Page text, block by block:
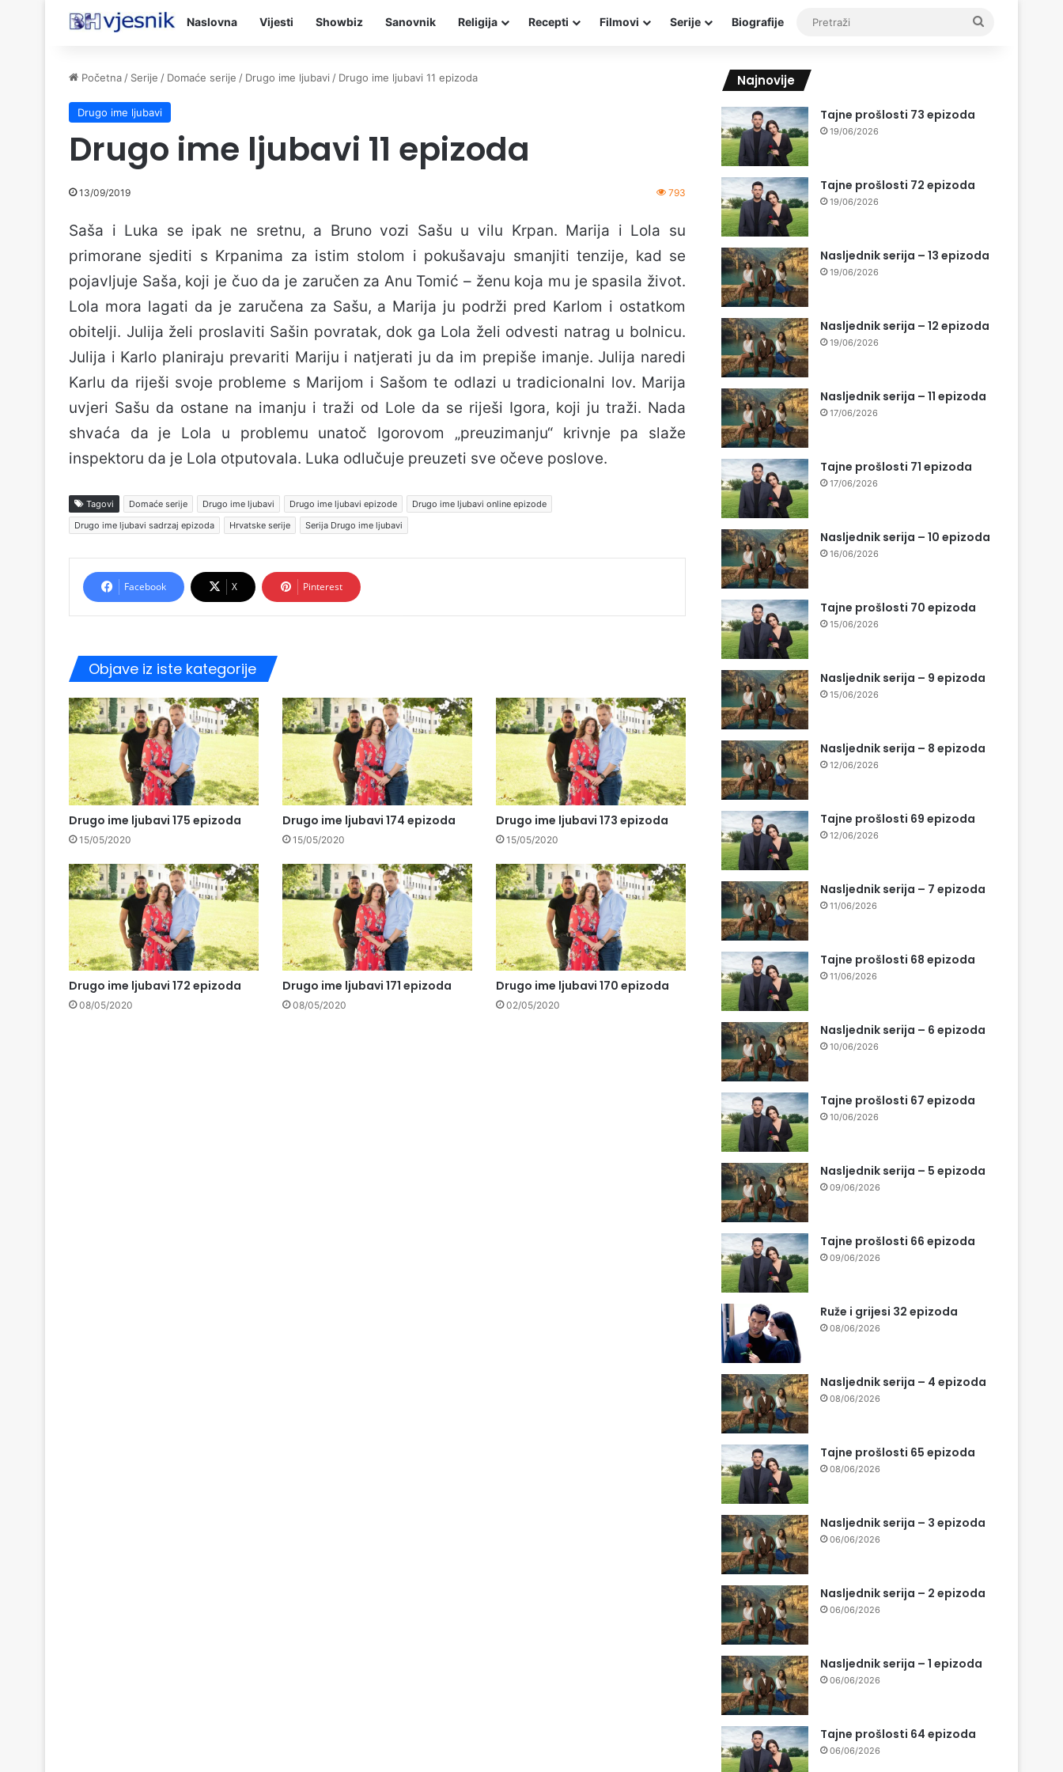
Naslovna Vijesti Showbiz Sanovnik Religija Recepti Filmovi Serije Biografije
Početna / Serije / Domaće serije / Drugo ime ljubavi / Drugo ime ljubavi 11 epizoda
Drugo ime ljubavi
Drugo ime ljubavi 11 epizoda
13/09/2019 793
Saša i Luka se ipak ne sretnu, a Bruno vozi Sašu u vilu Krpan. Marija i Lola su
primorane sjediti s Krpanima za istim stolom i pokušavaju smanjiti tenzije, kad se
pojavljuje Saša, koji je čuo da je zaručen za Anu Tomić – ženu koja mu je spasila život.
Lola mora lagati da je zaručena za Sašu, a Marija ju podrži pred Karlom i ostatkom
obitelji. Julija želi proslaviti Sašin povratak, dok ga Lola želi odvesti natrag u bolnicu.
Julija i Karlo planiraju prevariti Mariju i natjerati ju da im prepiše imanje. Julija naredi
Karlu da riješi svoje probleme s Marijom i Sašom te odlazi u tradicionalni lov. Marija
uvjeri Sašu da ostane na imanju i traži od Lole da se riješi Igora, koji ju traži. Nada
shvaća da je Lola u problemu unatoč Igorovom „preuzimanju“ krivnje pa slaže
inspektoru da je Lola otputovala. Luka odlučuje preuzeti sve očeve poslove.
Tagovi Domaće serije Drugo ime ljubavi Drugo ime ljubavi epizode
Drugo ime ljubavi online epizode
Drugo ime ljubavi sadrzaj epizoda
Hrvatske serije Serija Drugo ime ljubavi
Facebook X Pinterest
Objave iz iste kategorije
Drugo ime ljubavi 175 epizoda
15/05/2020
Drugo ime ljubavi 174 epizoda
15/05/2020
Drugo ime ljubavi 173 epizoda
15/05/2020
Drugo ime ljubavi 172 epizoda
08/05/2020
Drugo ime ljubavi 171 epizoda
08/05/2020
Drugo ime ljubavi 170 epizoda
02/05/2020
Najnovije
Tajne prošlosti 73 epizoda
19/06/2026
Tajne prošlosti 72 epizoda
19/06/2026
Nasljednik serija – 13 epizoda
19/06/2026
Nasljednik serija – 12 epizoda
19/06/2026
Nasljednik serija – 11 epizoda
17/06/2026
Tajne prošlosti 71 epizoda
17/06/2026
Nasljednik serija – 10 epizoda
16/06/2026
Tajne prošlosti 70 epizoda
15/06/2026
Nasljednik serija – 9 epizoda
15/06/2026
Nasljednik serija – 8 epizoda
12/06/2026
Tajne prošlosti 69 epizoda
12/06/2026
Nasljednik serija – 7 epizoda
11/06/2026
Tajne prošlosti 68 epizoda
11/06/2026
Nasljednik serija – 6 epizoda
10/06/2026
Tajne prošlosti 67 epizoda
10/06/2026
Nasljednik serija – 5 epizoda
09/06/2026
Tajne prošlosti 66 epizoda
09/06/2026
Ruže i grijesi 32 epizoda
08/06/2026
Nasljednik serija – 4 epizoda
08/06/2026
Tajne prošlosti 65 epizoda
08/06/2026
Nasljednik serija – 3 epizoda
06/06/2026
Nasljednik serija – 2 epizoda
06/06/2026
Nasljednik serija – 1 epizoda
06/06/2026
Tajne prošlosti 64 epizoda
06/06/2026